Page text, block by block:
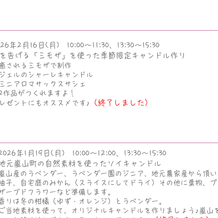
年2月16日(月) 10:00～11:30、13:30～15:30
告げる「ミモザ 」を使った季節限定キャンドル作り
されるミモザで制作
ジェルのシャーレキャンドル
ニアロマサックスサシェ
作品がつくれますよ！
ゼントにもオススメです♪
（終了しました）
年1月19日(月) 10:00～12:00、13:30～15:30
元嵐山町の自然素材を使ったソイキャンドル
山産のラベンダー、ラベンダー園のジニア、地元農家産から頂
子、自宅庭のみかん（スライスにしてドライ）その他に葉物、
ーブドフラワーなど準備します。
りは冬の柑橘（ゆず・オレンジ）とラベンダー。
ご当地素材を使って、オリジナルキャンドルを作りましょう♪嵐山